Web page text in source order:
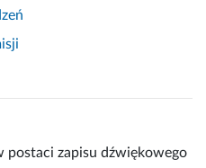
postaci zapisu dźwiękowego